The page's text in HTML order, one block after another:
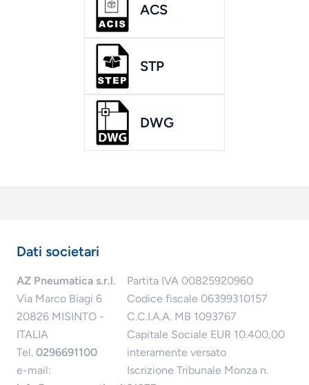
ACS
STP
DWG
Dati societari
AZ Pneumatica s.r.l.
Via Marco Biagi 6
20826 MISINTO -
ITALIA
Tel. 0296691100
e-mail:
Partita IVA 00825920960
Codice fiscale 06399310157
C.C.I.A.A. MB 1093767
Capitale Sociale EUR 10.400,00
interamente versato
Iscrizione Tribunale Monza n.